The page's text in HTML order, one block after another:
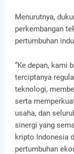
Menurutnya,
perkembangan
pertumbuhan
“Ke depan, kami
terciptanya
teknologi,
serta
usaha, dan
sinergi yang
kripto Indonesia
pertumbuhan